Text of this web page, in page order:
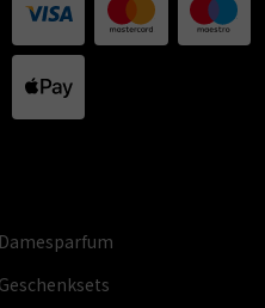
Damesparfum
Geschenksets